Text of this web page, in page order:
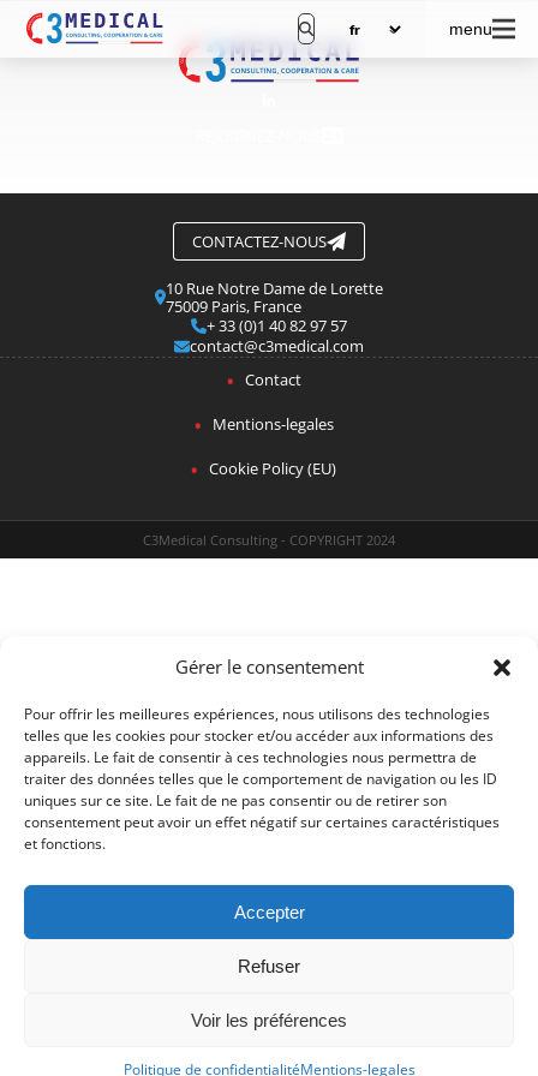
Gérer le consentement
Pour offrir les meilleures expériences, nous utilisons des technologies
telles que les cookies pour stocker et/ou accéder aux informations des
appareils. Le fait de consentir à ces technologies nous permettra de
traiter des données telles que le comportement de navigation ou les ID
uniques sur ce site. Le fait de ne pas consentir ou de retirer son
consentement peut avoir un effet négatif sur certaines caractéristiques
et fonctions.
Accepter
Refuser
Voir les préférences
Politique de confidentialitéMentions-legales
menu
CONTACTEZ-NOUS
10 Rue Notre Dame de Lorette
75009 Paris, France
+ 33 (0)1 40 82 97 57
contact@c3medical.com
Contact
Mentions-legales
Cookie Policy (EU)
C3Medical Consulting - COPYRIGHT 2024